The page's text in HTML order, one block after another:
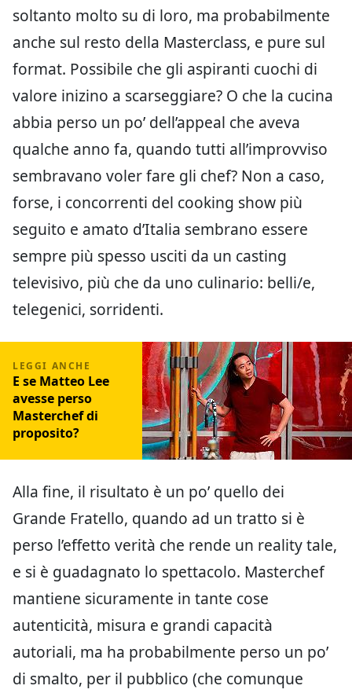
soltanto molto su di loro, ma probabilmente
anche sul resto della Masterclass, e pure sul
format. Possibile che gli aspiranti cuochi di
valore inizino a scarseggiare? O che la cucina
abbia perso un po’ dell’appeal che aveva
qualche anno fa, quando tutti all’improvviso
sembravano voler fare gli chef? Non a caso,
forse, i concorrenti del cooking show più
seguito e amato d’Italia sembrano essere
sempre più spesso usciti da un casting
televisivo, più che da uno culinario: belli/e,
telegenici, sorridenti.
E se Matteo Lee
avesse perso
Masterchef di
proposito?
Alla fine, il risultato è un po’ quello dei
Grande Fratello, quando ad un tratto si è
perso l’effetto verità che rende un reality tale,
e si è guadagnato lo spettacolo. Masterchef
mantiene sicuramente in tante cose
autenticità, misura e grandi capacità
autoriali, ma ha probabilmente perso un po’
di smalto, per il pubblico (che comunque